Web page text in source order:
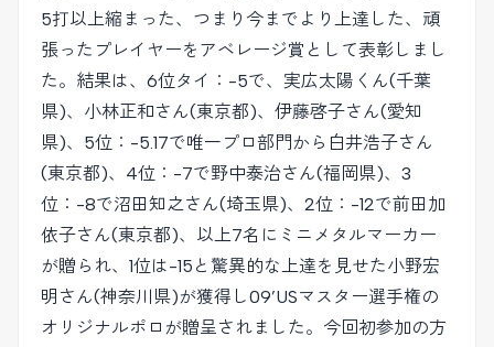
5打以上縮まった、つまり今までより上達した、頑
張ったプレイヤーをアベレージ賞として表彰しまし
た。結果は、6位タイ：-5で、実広太陽くん(千葉
県)、小林正和さん(東京都)、伊藤啓子さん(愛知
県)、5位：-5.17で唯一プロ部門から白井浩子さん
(東京都)、4位：-7で野中泰治さん(福岡県)、3
位：-8で沼田知之さん(埼玉県)、2位：-12で前田加
依子さん(東京都)、以上7名にミニメタルマーカー
が贈られ、1位は-15と驚異的な上達を見せた小野宏
明さん(神奈川県)が獲得し09’USマスター選手権の
オリジナルポロが贈呈されました。今回初参加の方